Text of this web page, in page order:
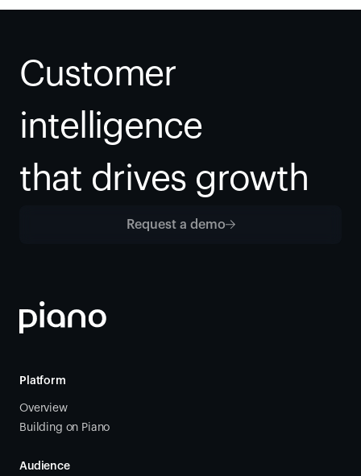
Customer
intelligence
that drives growth
Request a demo
Platform
Overview
Building on Piano
Audience